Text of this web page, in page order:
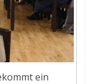
ein